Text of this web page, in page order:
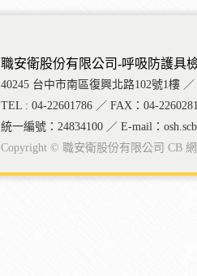
職安衛股份有限公司-呼吸防護具
40245 台中市南區復興北路102號1樓 ／
TEL : 04-22601786 ／ FAX：04-
統一編號：24834100 ／ E-mail：
Copyright © 職安衛股份有限公司 CB